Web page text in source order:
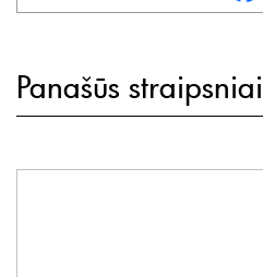
Panašūs straipsniai